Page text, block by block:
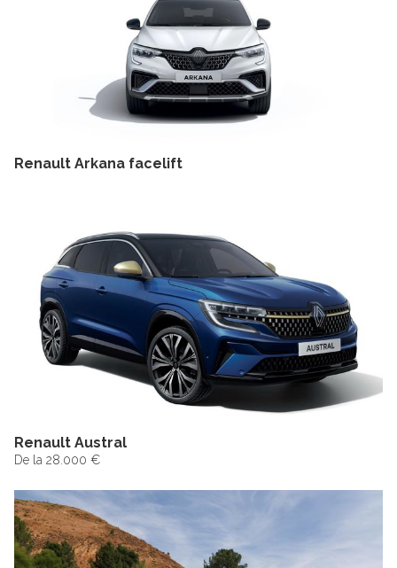
Renault Arkana facelift
Renault Austral
De la 28.000 €